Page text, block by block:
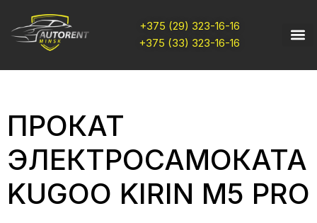
+375 (29) 323-16-16
+375 (33) 323-16-16
ПРОКАТ
ЭЛЕКТРОСАМОКАТА
KUGOO KIRIN M5 PRO